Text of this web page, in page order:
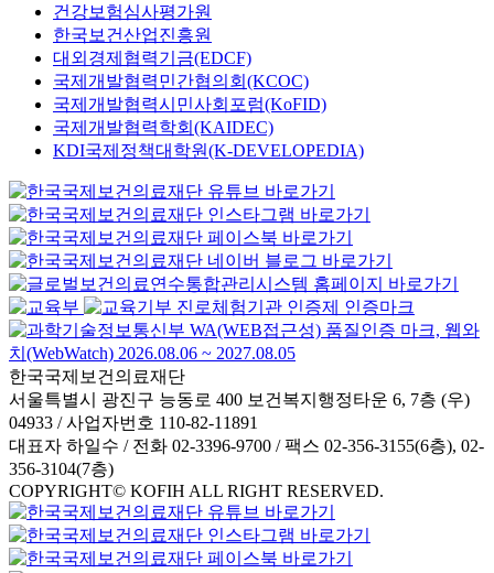
건강보험심사평가원
한국보건산업진흥원
대외경제협력기금(EDCF)
국제개발협력민간협의회(KCOC)
국제개발협력시민사회포럼(KoFID)
국제개발협력학회(KAIDEC)
KDI국제정책대학원(K-DEVELOPEDIA)
한국국제보건의료재단
서울특별시 광진구 능동로 400 보건복지행정타운 6, 7층 (우)
04933 / 사업자번호 110-82-11891
대표자 하일수 / 전화 02-3396-9700 / 팩스 02-356-3155(6층), 02-
356-3104(7층)
COPYRIGHT© KOFIH ALL RIGHT RESERVED.